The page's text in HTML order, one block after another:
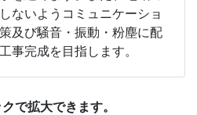
ないようコミュニケーショ
及び騒音・振動・粉塵に配
事完成を目指します。
で拡大できます。